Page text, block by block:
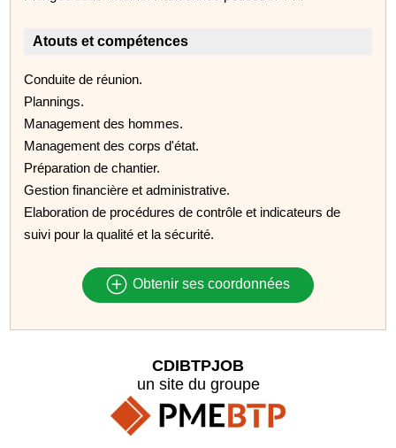
Atouts et compétences
Conduite de réunion.
Plannings.
Management des hommes.
Management des corps d'état.
Préparation de chantier.
Gestion financière et administrative.
Elaboration de procédures de contrôle et indicateurs de
suivi pour la qualité et la sécurité.
Obtenir ses coordonnées
CDIBTPJOB
un site du groupe